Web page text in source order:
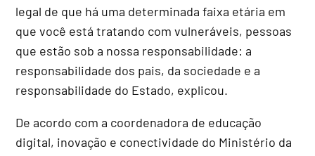
legal de que há uma determinada faixa etária em
que você está tratando com vulneráveis, pessoas
que estão sob a nossa responsabilidade: a
responsabilidade dos pais, da sociedade e a
responsabilidade do Estado, explicou.
De acordo com a coordenadora de educação
digital, inovação e conectividade do Ministério da